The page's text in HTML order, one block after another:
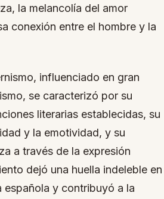
la melancolía del amor
conexión entre el hombre y la
influenciado en gran
se caracterizó por su
literarias establecidas, su
y la emotividad, y su
a través de la expresión
dejó una huella indeleble en
española y contribuyó a la